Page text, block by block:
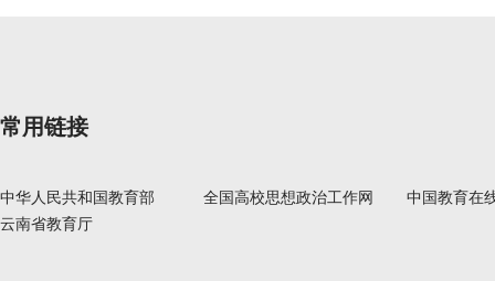
常用链接
中华人民共和国教育部 全国高校思想政治工作网
中国教育在
云南省教育厅